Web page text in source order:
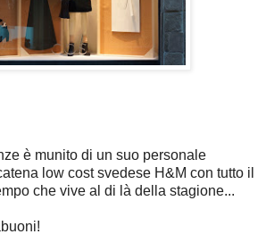
è munito di un suo personale
low cost svedese H&M con tutto il
che vive al di là della stagione...
!